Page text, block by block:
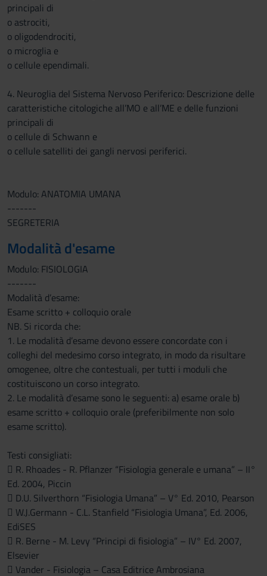
principali di
o astrociti,
o oligodendrociti,
o microglia e
o cellule ependimali.
4. Neuroglia del Sistema Nervoso Periferico: Descrizione delle
caratteristiche citologiche all’MO e all’ME e delle funzioni
principali di
o cellule di Schwann e
o cellule satelliti dei gangli nervosi periferici.
Modulo: ANATOMIA UMANA
-------
SEGRETERIA
Modalità d'esame
Modulo: FISIOLOGIA
-------
Modalità d’esame:
Esame scritto + colloquio orale
NB. Si ricorda che:
1. Le modalità d’esame devono essere concordate con i
colleghi del medesimo corso integrato, in modo da risultare
omogenee, oltre che contestuali, per tutti i moduli che
costituiscono un corso integrato.
2. Le modalità d’esame sono le seguenti: a) esame orale b)
esame scritto + colloquio orale (preferibilmente non solo
esame scritto).
Testi consigliati:
 R. Rhoades - R. Pflanzer “Fisiologia generale e umana” – II°
Ed. 2004, Piccin
 D.U. Silverthorn “Fisiologia Umana” – V° Ed. 2010, Pearson
 W.J.Germann - C.L. Stanfield “Fisiologia Umana”, Ed. 2006,
EdiSES
 R. Berne - M. Levy “Principi di fisiologia” – IV° Ed. 2007,
Elsevier
 Vander - Fisiologia – Casa Editrice Ambrosiana